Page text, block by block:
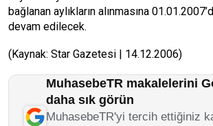
bağlanan aylıkların alınmasına
devam edilecek.
(Kaynak: Star Gazetesi | 14.12.2006)
MuhasebeTR makalelerini
daha sık görün
MuhasebeTR'yi tercih ettiğiniz